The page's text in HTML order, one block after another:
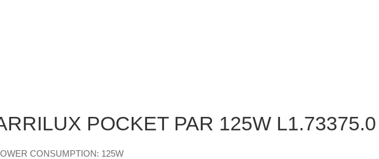
POCKET PAR 125W L1.73375.0
CONSUMPTION: 125W